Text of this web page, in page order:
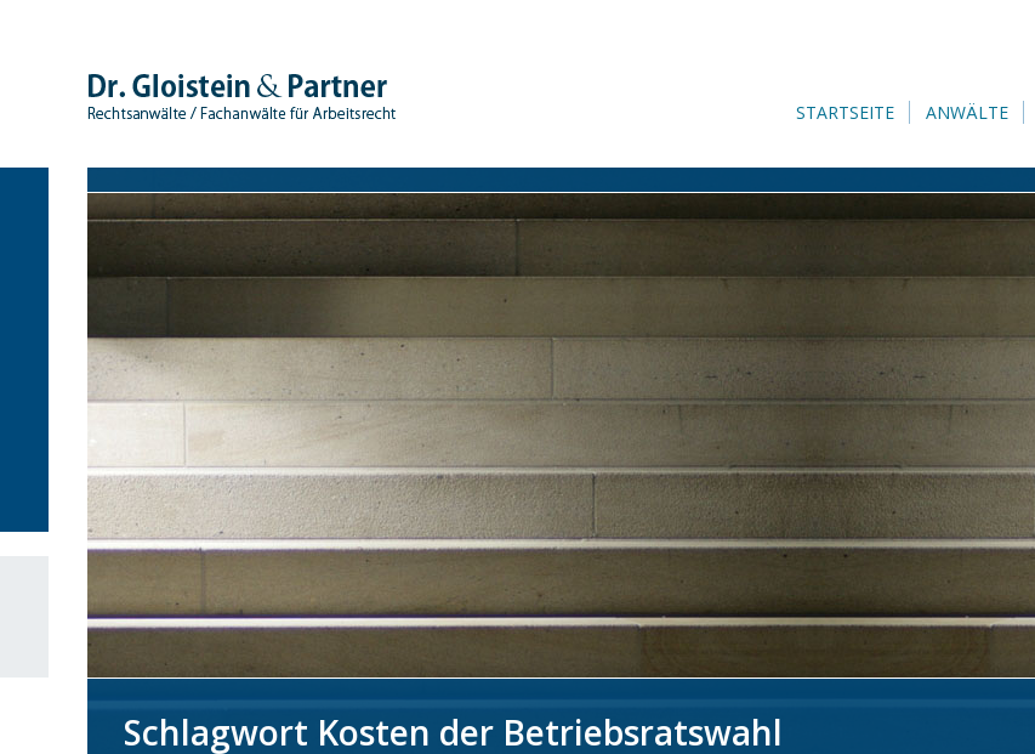
STARTSEITE ANWÄLTE
Schlagwort Kosten der Betriebsratswahl